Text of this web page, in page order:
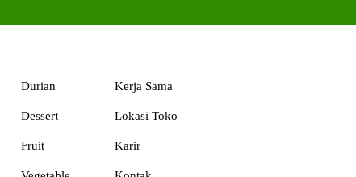
Durian
Dessert
Fruit
Kerja Sama
Lokasi Toko
Karir